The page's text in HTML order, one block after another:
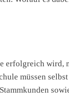
erfolgreich wird,
müssen